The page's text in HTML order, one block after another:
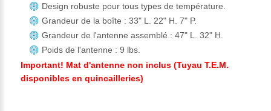
Design robuste pour tous types de température.
Grandeur de la boîte : 33" L. 22" H. 7" P.
Grandeur de l'antenne assemblé : 47" L. 32" H.
Poids de l'antenne : 9 lbs.
Important! Mat d'antenne non inclus (Tuyau T.E.M.
disponibles en quincailleries)